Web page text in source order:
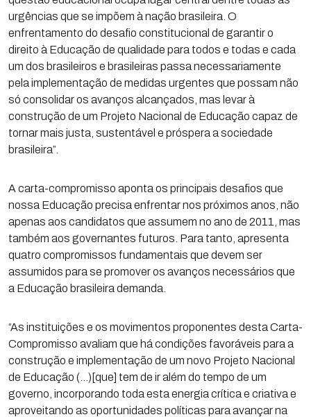
urgências que se impõem à nação brasileira. O
enfrentamento do desafio constitucional de garantir o
direito à Educação de qualidade para todos e todas e cada
um dos brasileiros e brasileiras passa necessariamente
pela implementação de medidas urgentes que possam não
só consolidar os avanços alcançados, mas levar à
construção de um Projeto Nacional de Educação capaz de
tornar mais justa, sustentável e próspera a sociedade
brasileira”.
A carta-compromisso aponta os principais desafios que
nossa Educação precisa enfrentar nos próximos anos, não
apenas aos candidatos que assumem no ano de 2011, mas
também aos governantes futuros. Para tanto, apresenta
quatro compromissos fundamentais que devem ser
assumidos para se promover os avanços necessários que
a Educação brasileira demanda.
“As instituições e os movimentos proponentes desta Carta-
Compromisso avaliam que há condições favoráveis para a
construção e implementação de um novo Projeto Nacional
de Educação (…)[que] tem de ir além do tempo de um
governo, incorporando toda esta energia crítica e criativa e
aproveitando as oportunidades políticas para avançar na